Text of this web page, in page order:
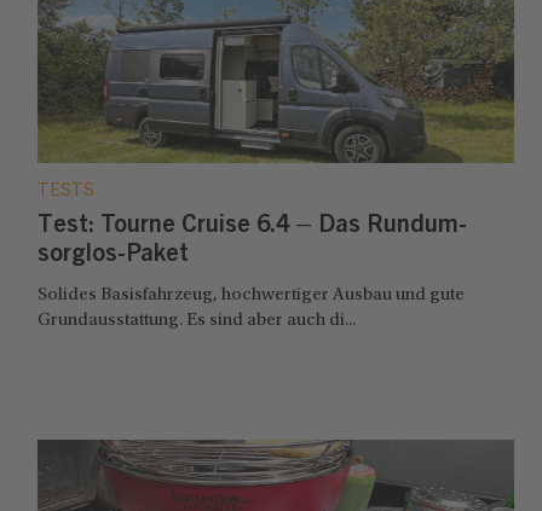
TESTS
Test: Tourne Cruise 6.4 – Das Rundum-
sorglos-Paket
Solides Basisfahrzeug, hochwertiger Ausbau und gute
Grundausstattung. Es sind aber auch di...